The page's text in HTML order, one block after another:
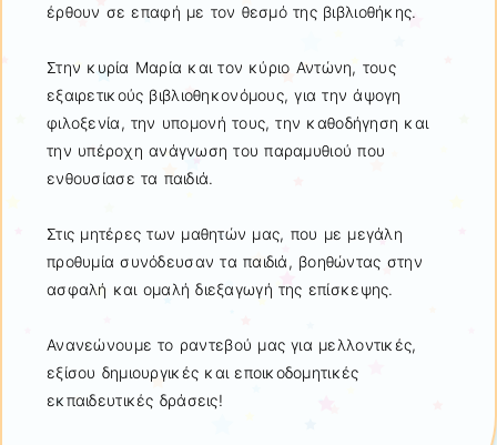
έρθουν σε επαφή με τον θεσμό της βιβλιοθήκης.
Στην κυρία Μαρία και τον κύριο Αντώνη, τους
εξαιρετικούς βιβλιοθηκονόμους, για την άψογη
φιλοξενία, την υπομονή τους, την καθοδήγηση και
την υπέροχη ανάγνωση του παραμυθιού που
ενθουσίασε τα παιδιά.
Στις μητέρες των μαθητών μας, που με μεγάλη
προθυμία συνόδευσαν τα παιδιά, βοηθώντας στην
ασφαλή και ομαλή διεξαγωγή της επίσκεψης.
Ανανεώνουμε το ραντεβού μας για μελλοντικές,
εξίσου δημιουργικές και εποικοδομητικές
εκπαιδευτικές δράσεις!